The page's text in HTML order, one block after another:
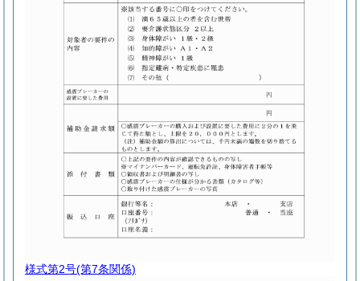
様式第2号(第7条関係)